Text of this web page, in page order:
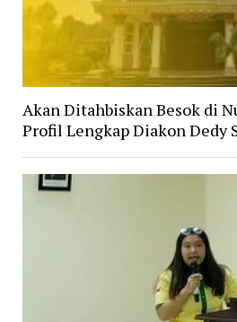
Akan Ditahbiskan Besok di
Profil Lengkap Diakon Dedy